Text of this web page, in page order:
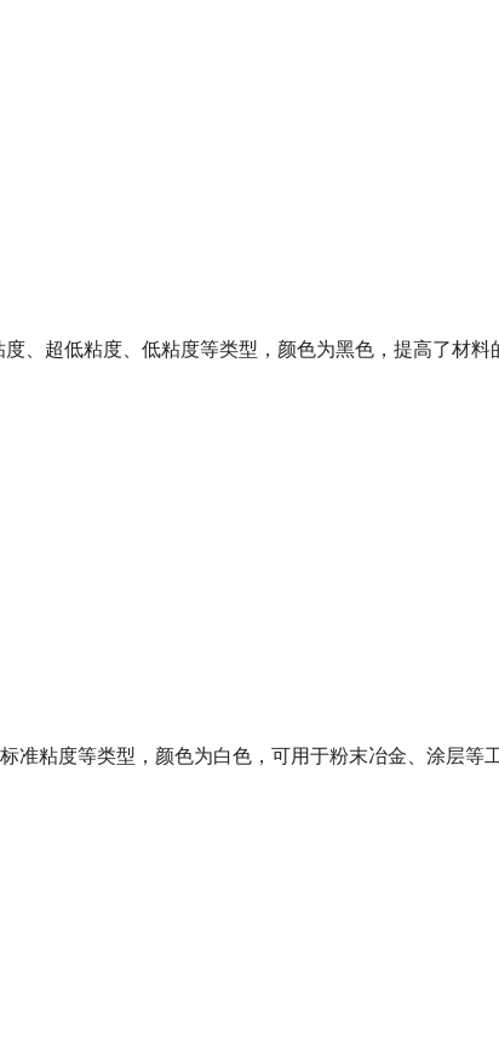
、超低粘度、低粘度等类型，颜色为黑色，提高了材
准粘度等类型，颜色为白色，可用于粉末冶金、涂层等